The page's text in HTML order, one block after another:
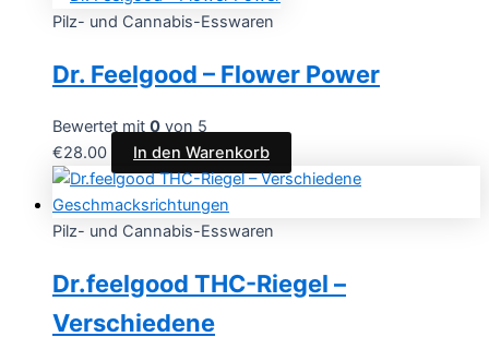
Pilz- und Cannabis-Esswaren
Dr. Feelgood – Flower Power
Bewertet mit 0 von 5
€28.00 In den Warenkorb
Pilz- und Cannabis-Esswaren
Dr.feelgood THC-Riegel –
Verschiedene